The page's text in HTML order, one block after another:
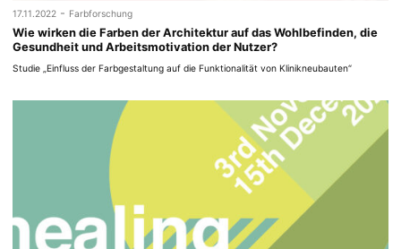
17.11.2022 - Farbforschung
Wie wirken die Farben der Architektur auf das Wohlbefinden, die
Gesundheit und Arbeitsmotivation der Nutzer?
Studie „Einfluss der Farbgestaltung auf die Funktionalität von Klinikneubauten“